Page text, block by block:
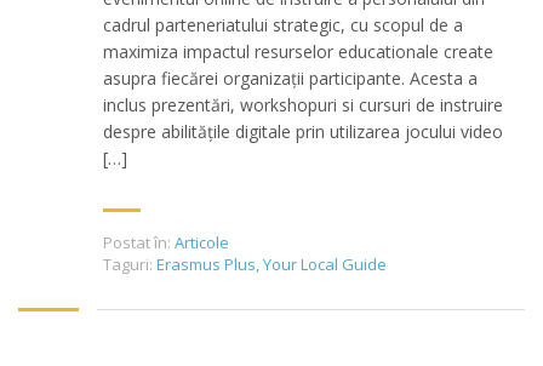
cadrul parteneriatului strategic, cu scopul de a
maximiza impactul resurselor educationale create
asupra fiecărei organizații participante. Acesta a
inclus prezentări, workshopuri si cursuri de instruire
despre abilitățile digitale prin utilizarea jocului video
[…]
Postat în: Articole
Taguri: Erasmus Plus,Your Local Guide